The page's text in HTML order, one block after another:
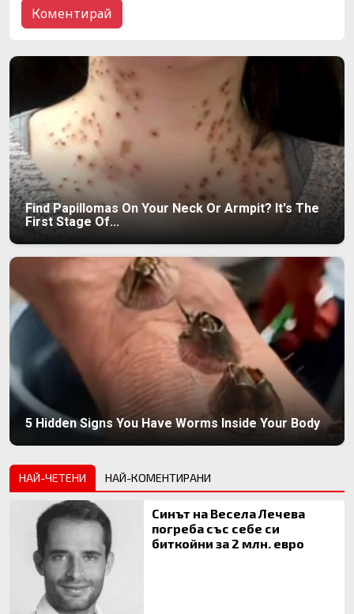
Find Papillomas On Your Neck Or Armpit? It's The
First Stage Of...
5 Hidden Signs You Have Worms Inside Your Body
НАЙ-ЧЕТЕНИ НАЙ-КОМЕНТИРАНИ
Синът на Весела Лечева
погреба със себе си
биткойни за 2 млн. евро